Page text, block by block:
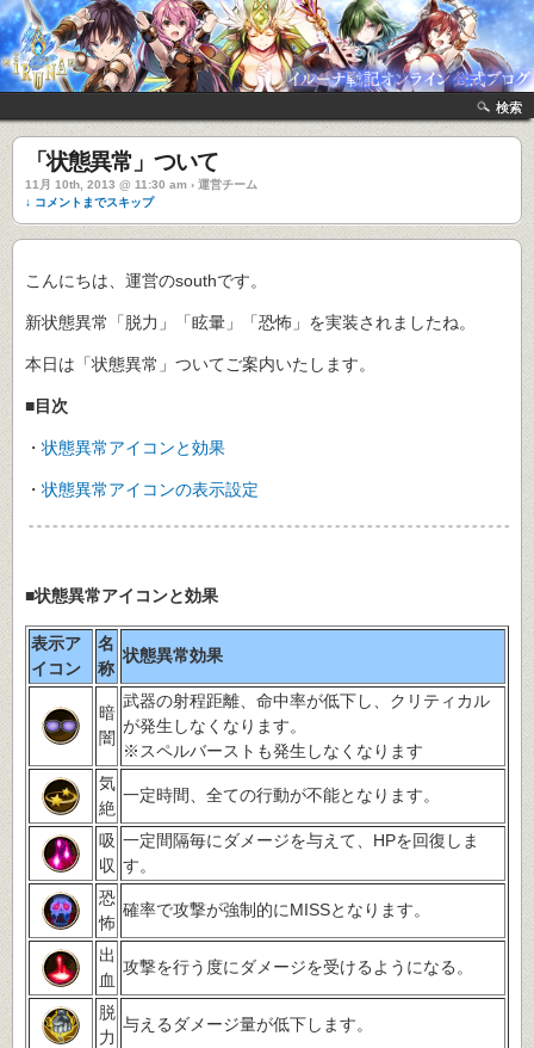
検索
「状態異常」ついて
11月 10th, 2013 @ 11:30 am › 運営チーム
↓ コメントまでスキップ
こんにちは、運営のsouthです。
新状態異常「脱力」「眩暈」「恐怖」を実装されましたね。
本日は「状態異常」ついてご案内いたします。
■目次
・ 状態異常アイコンと効果
・ 状態異常アイコンの表示設定
■状態異常アイコンと効果
表示ア
イコン
名
称
状態異常効果
暗
闇
武器の射程距離、命中率が低下し、クリティカル
が発生しなくなります。
※スペルバーストも発生しなくなります
気
絶
一定時間、全ての行動が不能となります。
吸
収
一定間隔毎にダメージを与えて、HPを回復しま
す。
恐
怖
確率で攻撃が強制的にMISSとなります。
出
血
攻撃を行う度にダメージを受けるようになる。
脱
力
与えるダメージ量が低下します。